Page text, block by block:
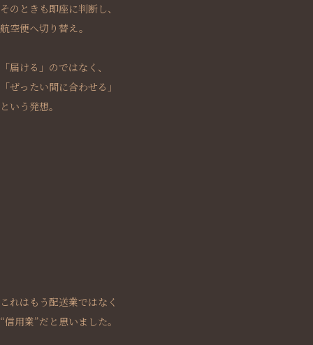
そのときも即座に判断し、
航空便へ切り替え。
「届ける」のではなく、
「ぜったい間に合わせる」
という発想。
これはもう配送業ではなく
“信用業”だと思いました。